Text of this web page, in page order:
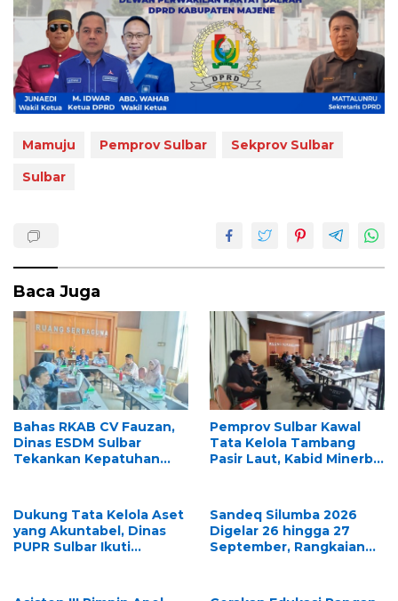
Mamuju Pemprov Sulbar
Sekprov Sulbar
Sulbar
Baca Juga
Bahas RKAB CV Fauzan,
Dinas ESDM Sulbar
Tekankan Kepatuhan
Pemprov Sulbar Kawal
Tata Kelola Tambang
Pasir Laut, Kabid Minerba
Dukung Tata Kelola Aset
yang Akuntabel, Dinas
PUPR Sulbar Ikuti
dan Penghapusan
Sandeq Silumba 2026
Digelar 26 hingga 27
September, Rangkaian